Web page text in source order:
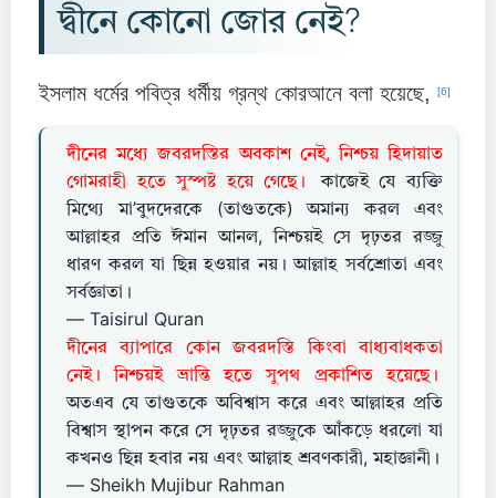
দ্বীনে কোনো জোর নেই?
ইসলাম ধর্মের পবিত্র ধর্মীয় গ্রন্থ কোরআনে বলা হয়েছে, [6]
দীনের মধ্যে জবরদস্তির অবকাশ নেই, নিশ্চয় হিদায়াত
গোমরাহী হতে সুস্পষ্ট হয়ে গেছে।
কাজেই যে ব্যক্তি
মিথ্যে মা’বুদদেরকে (তাগুতকে) অমান্য করল এবং
আল্লাহর প্রতি ঈমান আনল, নিশ্চয়ই সে দৃঢ়তর রজ্জু
ধারণ করল যা ছিন্ন হওয়ার নয়। আল্লাহ সর্বশ্রোতা এবং
সর্বজ্ঞাতা।
— Taisirul Quran
দীনের ব্যাপারে কোন জবরদস্তি কিংবা বাধ্যবাধকতা
নেই। নিশ্চয়ই ভ্রান্তি হতে সুপথ প্রকাশিত হয়েছে।
অতএব যে তাগুতকে অবিশ্বাস করে এবং আল্লাহর প্রতি
বিশ্বাস স্থাপন করে সে দৃঢ়তর রজ্জুকে আঁকড়ে ধরলো যা
কখনও ছিন্ন হবার নয় এবং আল্লাহ শ্রবণকারী, মহাজ্ঞানী।
— Sheikh Mujibur Rahman